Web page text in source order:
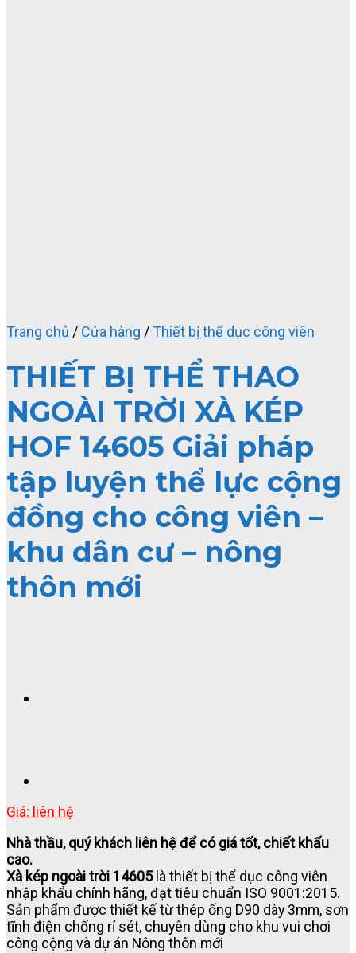
Trang chủ / Cửa hàng / Thiết bị thể dục công viên
THIẾT BỊ THỂ THAO
NGOÀI TRỜI XÀ KÉP
HOF 14605 Giải pháp
tập luyện thể lực cộng
đồng cho công viên –
khu dân cư – nông
thôn mới
Giá: liên hệ
Nhà thầu, quý khách liên hệ để có giá tốt, chiết khấu
cao.
Xà kép ngoài trời 14605là thiết bị thể dục công viên
nhập khẩu chính hãng, đạt tiêu chuẩn ISO 9001:2015.
Sản phẩm được thiết kế từ thép ống D90 dày 3mm, sơn
tĩnh điện chống rỉ sét, chuyên dùng cho khu vui chơi
công cộng và dự án Nông thôn mới